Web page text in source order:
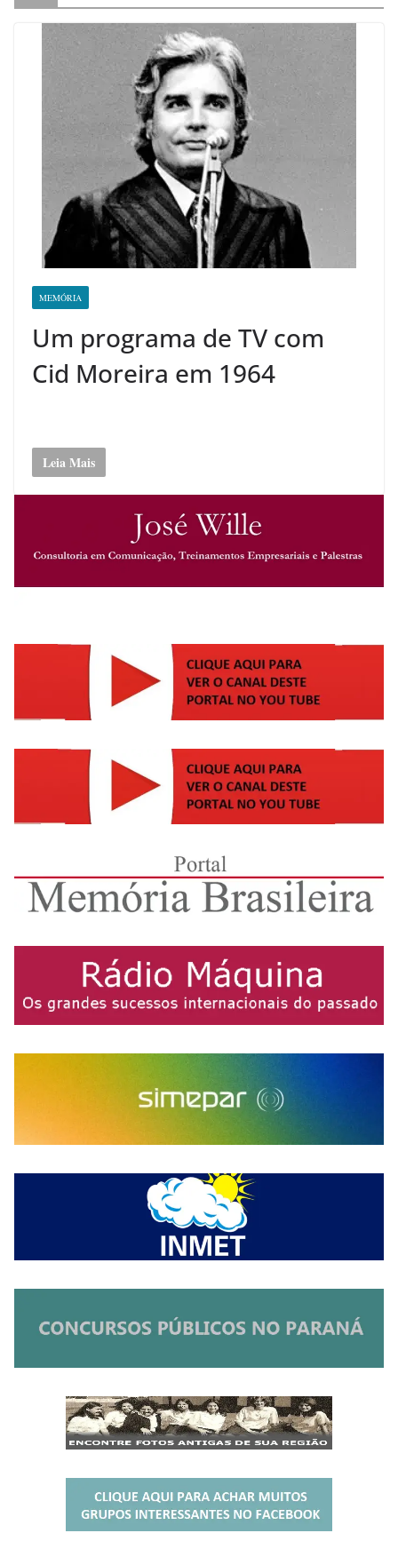
MEMÓRIA
Um programa de TV com
Cid Moreira em 1964
Leia Mais